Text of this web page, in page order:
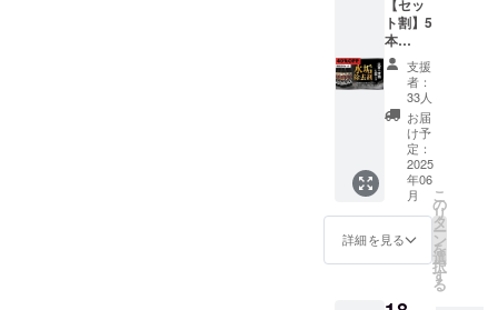
預かり
頂く必
要ござ
いま
す。代
車はお
出しす
る事も
可能で
す。事
前のご
予約が
必要と
なりま
す。 ・
・キラ
キラ限
定オリ
ジナル
ステッ
カー 1
枚（6セ
ンチ×6
セン
チ） ※
デザイ
更にな
る場合
ます。
ト割】5
本
40%OF
F（限定
200セッ
ト ） セ
ンス
アール
「水垢
除去剤
300ml
」×5 定
価
28,000
円（税
支援
者：
33人
お届
け予
定：
2025
年06
月
詳細を見る
こ
の
リ
タ
ー
ン
を
選
択
す
る